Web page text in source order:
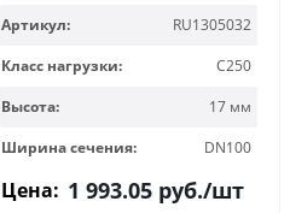
Артикул:
RU1305032
Класс нагрузки:
C250
Высота:
17 мм
Ширина сечения:
DN100
Цена: 1 993.05руб./шт